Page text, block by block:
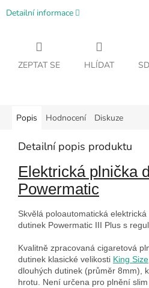
Detailní informace
ZEPTAT SE HLÍDAT
Popis Hodnocení Diskuze
Detailní popis produktu
Elektrická plnička
Powermatic
Skvělá poloautomatická
dutinek Powermatic III Plus s
Kvalitně zpracovaná cigaretová
dutinek klasické velikosti King Size
dlouhých dutinek (průměr 8mm),
hrotu. Není určena pro plnění